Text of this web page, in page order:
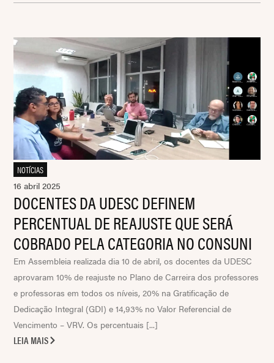
NOTÍCIAS
16 abril 2025
DOCENTES DA UDESC DEFINEM
PERCENTUAL DE REAJUSTE QUE SERÁ
COBRADO PELA CATEGORIA NO CONSUNI
Em Assembleia realizada dia 10 de abril, os docentes da UDESC
aprovaram 10% de reajuste no Plano de Carreira dos professores
e professoras em todos os níveis, 20% na Gratificação de
Dedicação Integral (GDI) e 14,93% no Valor Referencial de
Vencimento – VRV. Os percentuais [...]
LEIA MAIS